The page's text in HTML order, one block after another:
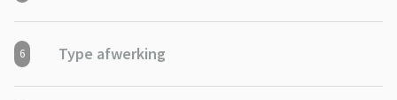
6 Type afwerking